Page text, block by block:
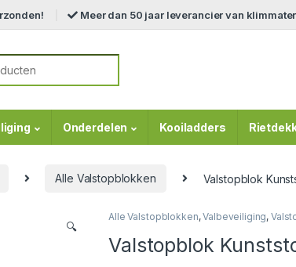
Meer dan 50 jaar leverancier van
Onderdelen Kooiladders
Alle Valstopblokken Valstopblok
🔍
Alle Valstopblokken,Valbeveiliging,
Valstopblok